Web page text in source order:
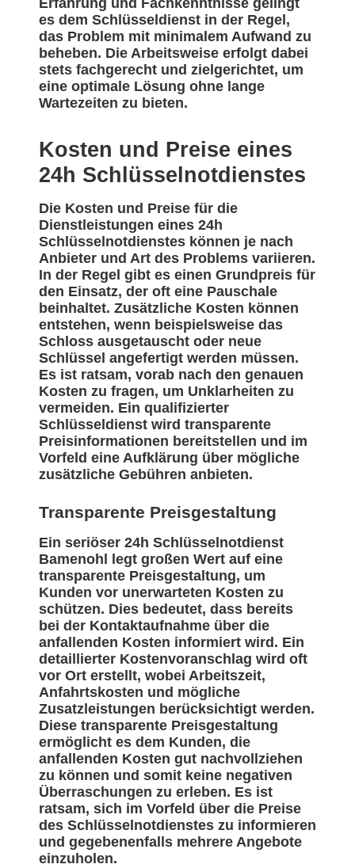
Erfahrung und Fachkenntnisse gelingt
es dem Schlüsseldienst in der Regel,
das Problem mit minimalem Aufwand zu
beheben. Die Arbeitsweise erfolgt dabei
stets fachgerecht und zielgerichtet, um
eine optimale Lösung ohne lange
Wartezeiten zu bieten.
Kosten und Preise eines
24h Schlüsselnotdienstes
Die Kosten und Preise für die
Dienstleistungen eines 24h
Schlüsselnotdienstes können je nach
Anbieter und Art des Problems variieren.
In der Regel gibt es einen Grundpreis für
den Einsatz, der oft eine Pauschale
beinhaltet. Zusätzliche Kosten können
entstehen, wenn beispielsweise das
Schloss ausgetauscht oder neue
Schlüssel angefertigt werden müssen.
Es ist ratsam, vorab nach den genauen
Kosten zu fragen, um Unklarheiten zu
vermeiden. Ein qualifizierter
Schlüsseldienst wird transparente
Preisinformationen bereitstellen und im
Vorfeld eine Aufklärung über mögliche
zusätzliche Gebühren anbieten.
Transparente Preisgestaltung
Ein seriöser 24h Schlüsselnotdienst
Bamenohl legt großen Wert auf eine
transparente Preisgestaltung, um
Kunden vor unerwarteten Kosten zu
schützen. Dies bedeutet, dass bereits
bei der Kontaktaufnahme über die
anfallenden Kosten informiert wird. Ein
detaillierter Kostenvoranschlag wird oft
vor Ort erstellt, wobei Arbeitszeit,
Anfahrtskosten und mögliche
Zusatzleistungen berücksichtigt werden.
Diese transparente Preisgestaltung
ermöglicht es dem Kunden, die
anfallenden Kosten gut nachvollziehen
zu können und somit keine negativen
Überraschungen zu erleben. Es ist
ratsam, sich im Vorfeld über die Preise
des Schlüsselnotdienstes zu informieren
und gegebenenfalls mehrere Angebote
einzuholen.